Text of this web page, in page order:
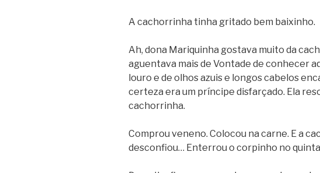
A cachorrinha tinha gritado bem baixinho.
Ah, dona Mariquinha gostava muito da
aguentava mais de Vontade de conhecer
louro e de olhos azuis e longos cabelos
certeza era um príncipe disfarçado. Ela
cachorrinha.
Comprou veneno. Colocou na carne. E a
desconfiou… Enterrou o corpinho no